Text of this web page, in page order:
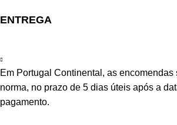
ENTREGA
Em Portugal Continental, as encomendas
norma, no prazo de 5 dias úteis após a
pagamento.